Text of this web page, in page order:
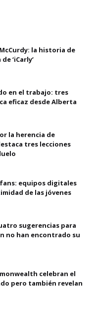
la historia de
‘iCarly’
en el trabajo: tres
eficaz desde Alberta
la herencia de
tres lecciones
equipos digitales
de las jóvenes
sugerencias para
no han encontrado su
celebran el
pero también revelan